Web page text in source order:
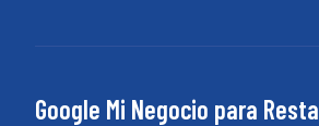
Google Mi Negocio para